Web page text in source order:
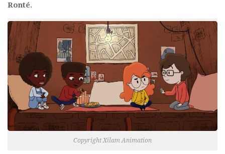
Ronté.
Copyright Xilam Animation